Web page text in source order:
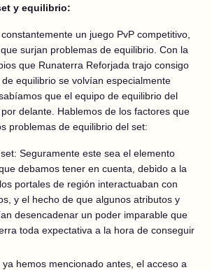
y equilibrio:
un juego PvP competitivo,
surjan problemas de equilibrio. Con la
que Runaterra Reforjada trajo consigo
equilibrio se volvían especialmente
que el equipo de equilibrio del
delante. Hablemos de los factores que
problemas de equilibrio del set:
Seguramente este sea el elemento
debamos tener en cuenta, debido a la
portales de región interactuaban con
y el hecho de que algunos atributos y
desencadenar un poder imparable que
toda expectativa a la hora de conseguir
hemos mencionado antes, el acceso a